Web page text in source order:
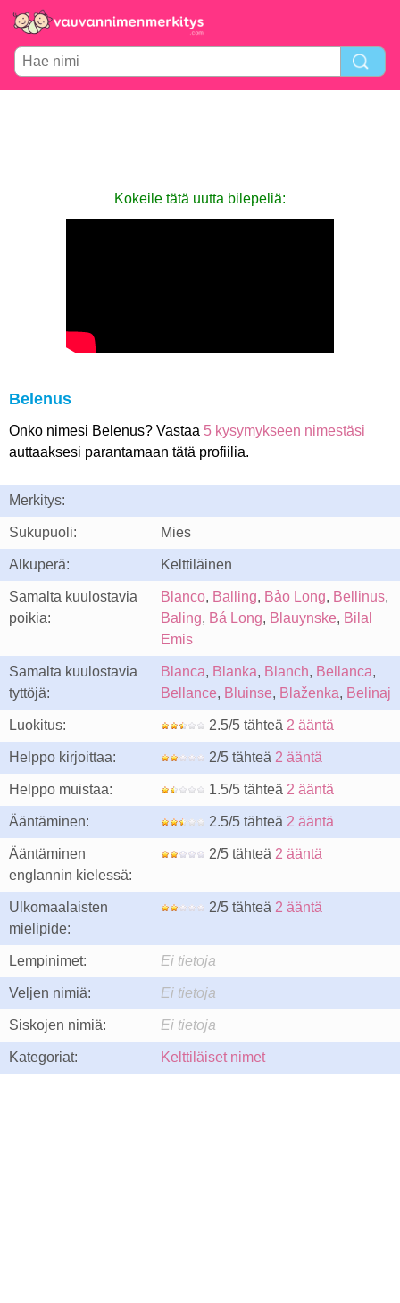
Kokeile tätä uutta bilepeliä:
Belenus
Onko nimesi Belenus? Vastaa 5 kysymykseen nimestäsi
auttaaksesi parantamaan tätä profiilia.
Merkitys:
Sukupuoli: Mies
Alkuperä: Kelttiläinen
Samalta kuulostavia
poikia:
Blanco, Balling, Bảo Long, Bellinus,
Baling, Bá Long, Blauynske, Bilal
Emis
Samalta kuulostavia
tyttöjä:
Blanca, Blanka, Blanch, Bellanca,
Bellance, Bluinse, Blaženka, Belinaj
Luokitus: 2.5/5 tähteä 2 ääntä
Helppo kirjoittaa: 2/5 tähteä 2 ääntä
Helppo muistaa: 1.5/5 tähteä 2 ääntä
Ääntäminen: 2.5/5 tähteä 2 ääntä
Ääntäminen
englannin kielessä:
2/5 tähteä 2 ääntä
Ulkomaalaisten
mielipide:
2/5 tähteä 2 ääntä
Lempinimet: Ei tietoja
Veljen nimiä: Ei tietoja
Siskojen nimiä: Ei tietoja
Kategoriat: Kelttiläiset nimet